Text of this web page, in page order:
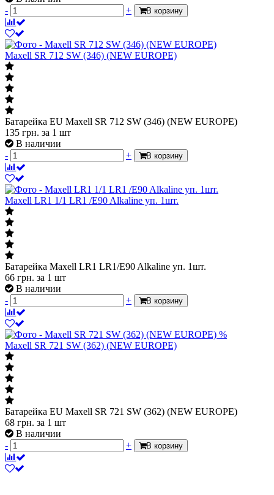
-
+ В корзину
Maxell SR 712 SW (346) (NEW EUROPE)
Батарейка EU Maxell SR 712 SW (346) (NEW EUROPE)
135 грн. за 1 шт
В наличии
-
+ В корзину
Maxell LR1 1/1 LR1 /E90 Alkaline уп. 1шт.
Батарейка Maxell LR1 LR1/E90 Alkaline уп. 1шт.
66 грн. за 1 шт
В наличии
-
+ В корзину
%
Maxell SR 721 SW (362) (NEW EUROPE)
Батарейка EU Maxell SR 721 SW (362) (NEW EUROPE)
68 грн. за 1 шт
В наличии
-
+ В корзину